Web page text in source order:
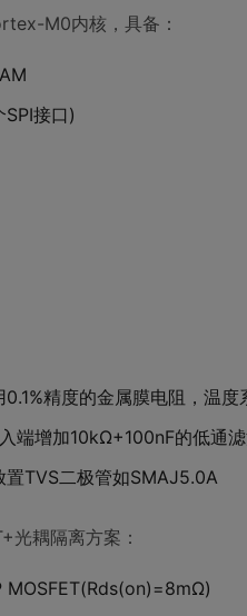
M0内核，具备：
接口)
精度的金属膜电阻，温
端增加10kΩ+100nF的低通
置TVS二极管如SMAJ5.0A
光耦隔离方案：